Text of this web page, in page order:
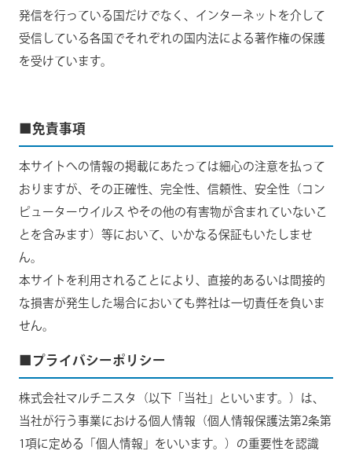
発信を行っている国だけでなく、インターネットを介して
受信している各国でそれぞれの国内法による著作権の保護
を受けています。
■免責事項
本サイトへの情報の掲載にあたっては細心の注意を払って
おりますが、その正確性、完全性、信頼性、安全性（コン
ピューターウイルス やその他の有害物が含まれていないこ
とを含みます）等において、いかなる保証もいたしませ
ん。
本サイトを利用されることにより、直接的あるいは間接的
な損害が発生した場合においても弊社は一切責任を負いま
せん。
■プライバシーポリシー
株式会社マルチニスタ（以下「当社」といいます。）は、
当社が行う事業における個人情報（個人情報保護法第2条第
1項に定める「個人情報」をいいます。）の重要性を認識